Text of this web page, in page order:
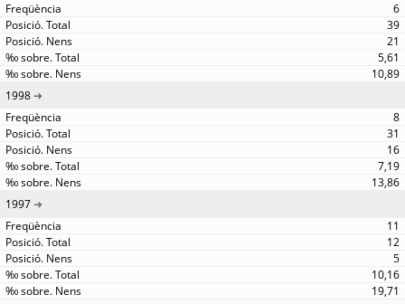
6
39
21
5,61
10,89
1998
8
31
16
7,19
13,86
1997
11
12
5
10,16
19,71